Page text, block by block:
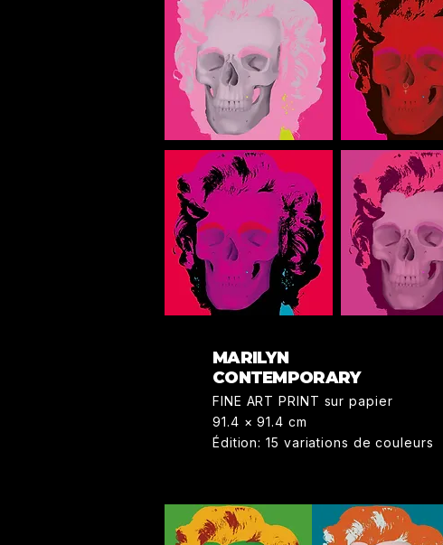
MARILYN
CONTEMPORARY
FINE ART PRINT sur papier
91.4 × 91.4 cm
Édition: 15 variations de couleurs